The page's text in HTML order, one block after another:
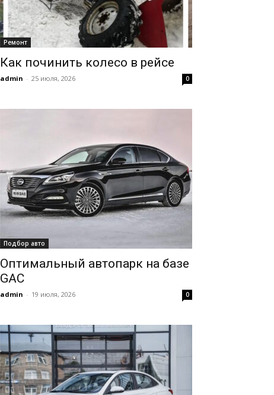
Ремонт
Как починить колесо в рейсе
admin - 25 июля, 2026 0
Подбор авто
Оптимальный автопарк на базе
GAC
admin - 19 июля, 2026 0